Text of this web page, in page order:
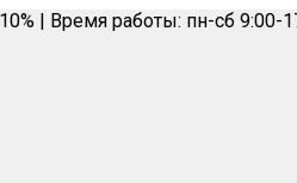
| Время работы: пн-сб 9:00-